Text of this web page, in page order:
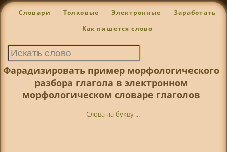
Словари Толковые Электронные Заработать
Как пишется слово
Фарадизировать пример морфологического
разбора глагола в электронном
морфологическом словаре глаголов
Слова на букву ...